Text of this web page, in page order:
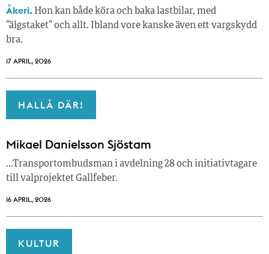
Åkeri. Hon kan både köra och baka lastbilar, med
”älgstaket” och allt. Ibland vore kanske även ett vargskydd
bra.
17 APRIL, 2026
HALLÅ DÄR!
Mikael Danielsson Sjöstam
…Transportombudsman i avdelning 28 och initiativtagare
till valprojektet Gallfeber.
16 APRIL, 2026
KULTUR